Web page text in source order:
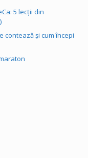
5 lecții din
și cum începi